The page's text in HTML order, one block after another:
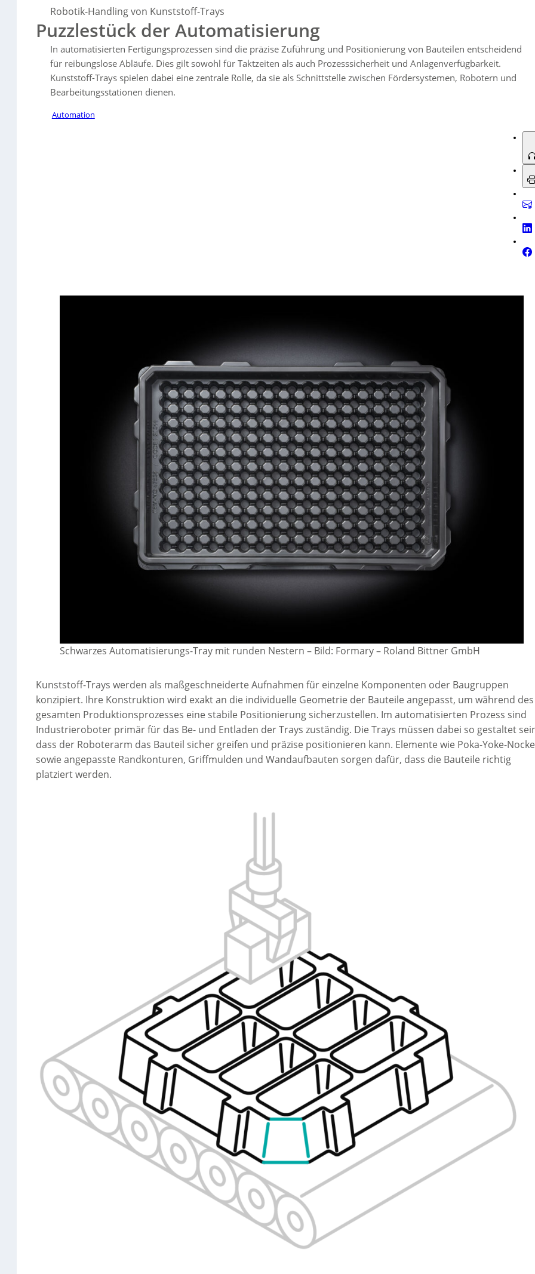
ermöglicht.
Robotik-Handling von Kunststoff-Trays
Puzzlestück der Automatisierung
In automatisierten Fertigungsprozessen sind die präzise Zuführung und Positionierung von Bauteilen entscheidend
für reibungslose Abläufe. Dies gilt sowohl für Taktzeiten als auch Prozesssicherheit und Anlagenverfügbarkeit.
Kunststoff-Trays spielen dabei eine zentrale Rolle, da sie als Schnittstelle zwischen Fördersystemen, Robotern und
Bearbeitungsstationen dienen.
Automation
Schwarzes Automatisierungs-Tray mit runden Nestern – Bild: Formary – Roland Bittner GmbH
Kunststoff-Trays werden als maßgeschneiderte Aufnahmen für einzelne Komponenten oder Baugruppen
konzipiert. Ihre Konstruktion wird exakt an die individuelle Geometrie der Bauteile angepasst, um während des
gesamten Produktionsprozesses eine stabile Positionierung sicherzustellen. Im automatisierten Prozess sind
Industrieroboter primär für das Be- und Entladen der Trays zuständig. Die Trays müssen dabei so gestaltet
dass der Roboterarm das Bauteil sicher greifen und präzise positionieren kann. Elemente wie Poka-Yoke-
sowie angepasste Randkonturen, Griffmulden und Wandaufbauten sorgen dafür, dass die Bauteile richtig
platziert werden.